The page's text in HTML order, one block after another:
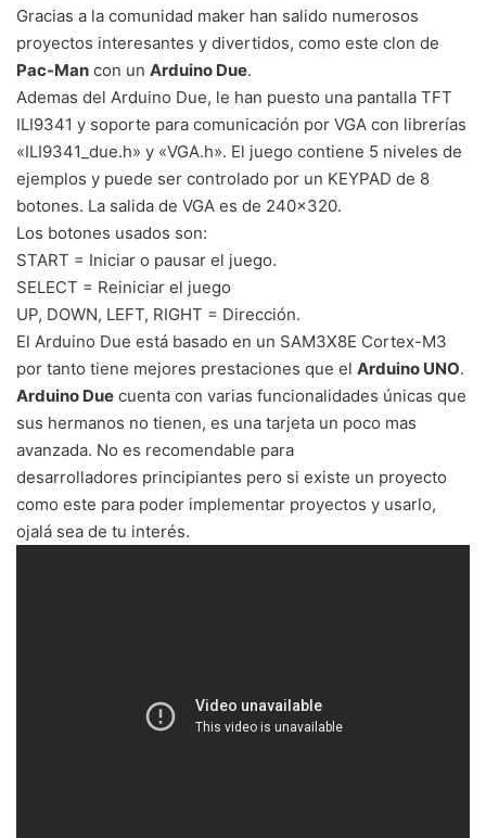
Gracias a la comunidad maker han salido numerosos
proyectos interesantes y divertidos, como este clon de
Pac-Man con un Arduino Due.
Ademas del Arduino Due, le han puesto una pantalla TFT
ILI9341 y soporte para comunicación por VGA con librerías
«ILI9341_due.h» y «VGA.h». El juego contiene 5 niveles de
ejemplos y puede ser controlado por un KEYPAD de 8
botones. La salida de VGA es de 240×320.
Los botones usados son:
START = Iniciar o pausar el juego.
SELECT = Reiniciar el juego
UP, DOWN, LEFT, RIGHT = Dirección.
El Arduino Due está basado en un SAM3X8E Cortex-M3
por tanto tiene mejores prestaciones que el Arduino UNO.
Arduino Due cuenta con varias funcionalidades únicas que
sus hermanos no tienen, es una tarjeta un poco mas
avanzada. No es recomendable para
desarrolladores principiantes pero si existe un proyecto
como este para poder implementar proyectos y usarlo,
ojalá sea de tu interés.